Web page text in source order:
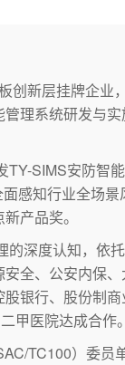
新层挂牌企业
理系统研发与
SIMS安防智
感知行业全场
产品奖。
度认知，依
全、公安内保
银行、股份制
甲医院达成合作。
TC100）委员